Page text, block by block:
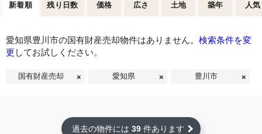
新着順 残り日数 価格 広さ 土地 築年 人気
愛知県豊川市の国有財産売却物件はありません。 検索条件を変
更 してお試しください。
国有財産売却 愛知県 豊川市
過去の物件には 39 件あります